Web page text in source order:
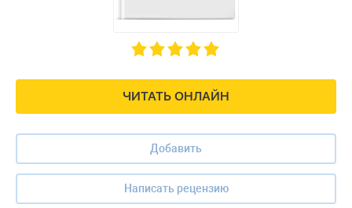
ЧИТАТЬ ОНЛАЙН
Добавить
Написать рецензию